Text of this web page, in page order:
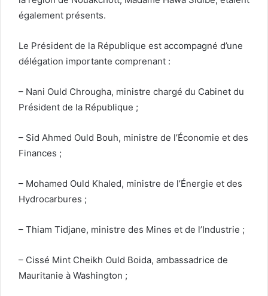
également présents.
Le Président de la République est accompagné d’une
délégation importante comprenant :
– Nani Ould Chrougha, ministre chargé du Cabinet du
Président de la République ;
– Sid Ahmed Ould Bouh, ministre de l’Économie et des
Finances ;
– Mohamed Ould Khaled, ministre de l’Énergie et des
Hydrocarbures ;
– Thiam Tidjane, ministre des Mines et de l’Industrie ;
– Cissé Mint Cheikh Ould Boida, ambassadrice de
Mauritanie à Washington ;